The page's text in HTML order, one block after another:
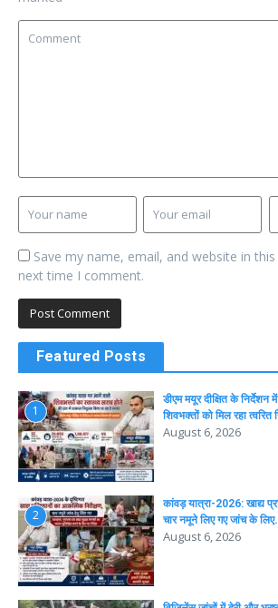
Save my name, email, and website in
next time I comment.
Featured Posts
1
डीएम मयूर दीक्षित के निर्देशन
शिवभक्तों को मिल रहा
August 6, 2026
2
कांवड़ यात्रा-2026: खाद्य
चार नमूने लिए गए जांच के
August 6, 2026